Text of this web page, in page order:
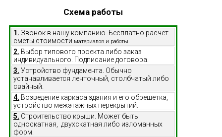
Схема работы
1. Звонок в нашу компанию. Бесплатно расчет
сметы стоимости материалов и работы.
2. Выбор типового проекта либо заказ
индивидуального. Подписание договора.
3. Устройство фундамента. Обычно
устанавливается ленточный, столбчатый либо
свайный.
4. Возведение каркаса здания и его обрешетка,
устройство межэтажных перекрытий.
5. Строительство крыши. Может быть
односкатная, двухскатная либо изломанных
форм.